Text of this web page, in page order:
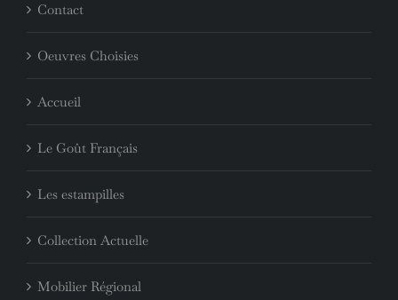
Contact
Oeuvres Choisies
Accueil
Le Goût Français
Les estampilles
Collection Actuelle
Mobilier Régional